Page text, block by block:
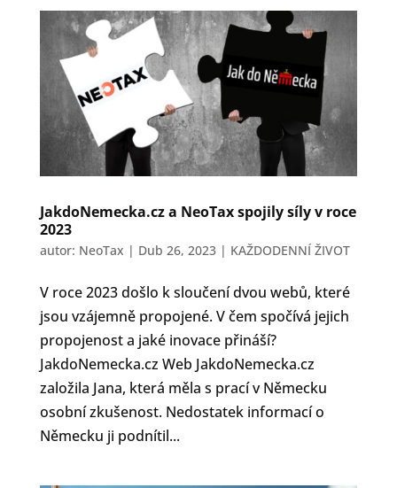
JakdoNemecka.cz a NeoTax spojily síly v roce
2023
autor: NeoTax | Dub 26, 2023| KAŽDODENNÍ ŽIVOT
V roce 2023 došlo k sloučení dvou webů, které
jsou vzájemně propojené. V čem spočívá jejich
propojenost a jaké inovace přináší?
JakdoNemecka.cz Web JakdoNemecka.cz
založila Jana, která měla s prací v Německu
osobní zkušenost. Nedostatek informací o
Německu ji podnítil...